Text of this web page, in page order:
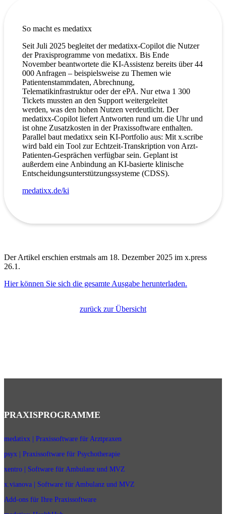
So macht es medatixx
Seit Juli 2025 begleitet der medatixx-Copilot die Nutzer
der Praxisprogramme von medatixx. Bis Ende
November beantwortete die KI-Assistenz bereits über 44
000 Anfragen – beispielsweise zu Themen wie
Patientenstammdaten, Abrechnung,
Telematikinfrastruktur oder der ePA. Nur etwa 1 300
Tickets mussten an den Support weitergeleitet
werden, was den hohen Nutzen verdeutlicht. Der
medatixx-Copilot liefert Antworten rund um die Uhr und
ist ohne Zusatzkosten in der Praxissoftware enthalten.
Parallel baut medatixx sein KI-Portfolio aus: Mit x.scribe
wird bald ein Tool zur Echtzeit-Transkription von Arzt-
Patienten-Gesprächen verfügbar sein. Geplant ist
außerdem eine Anbindung an KI-basierte klinische
Entscheidungsunterstützungssysteme (CDSS).
medatixx.de/ki
Der Artikel erschien erstmals am 18. Dezember 2025 im x.press
26.1.
Hier können Sie sich die gesamte Ausgabe herunterladen.
zurück zur Übersicht
PRAXISPROGRAMME
medatixx | Praxissoftware für Arztpraxen
psyx | Praxissoftware für Psychotherapie
xentro | Software für Ambulanz und MVZ
x.vianova | Software für Ambulanz und MVZ
Add-ons für Ihre Praxissoftware